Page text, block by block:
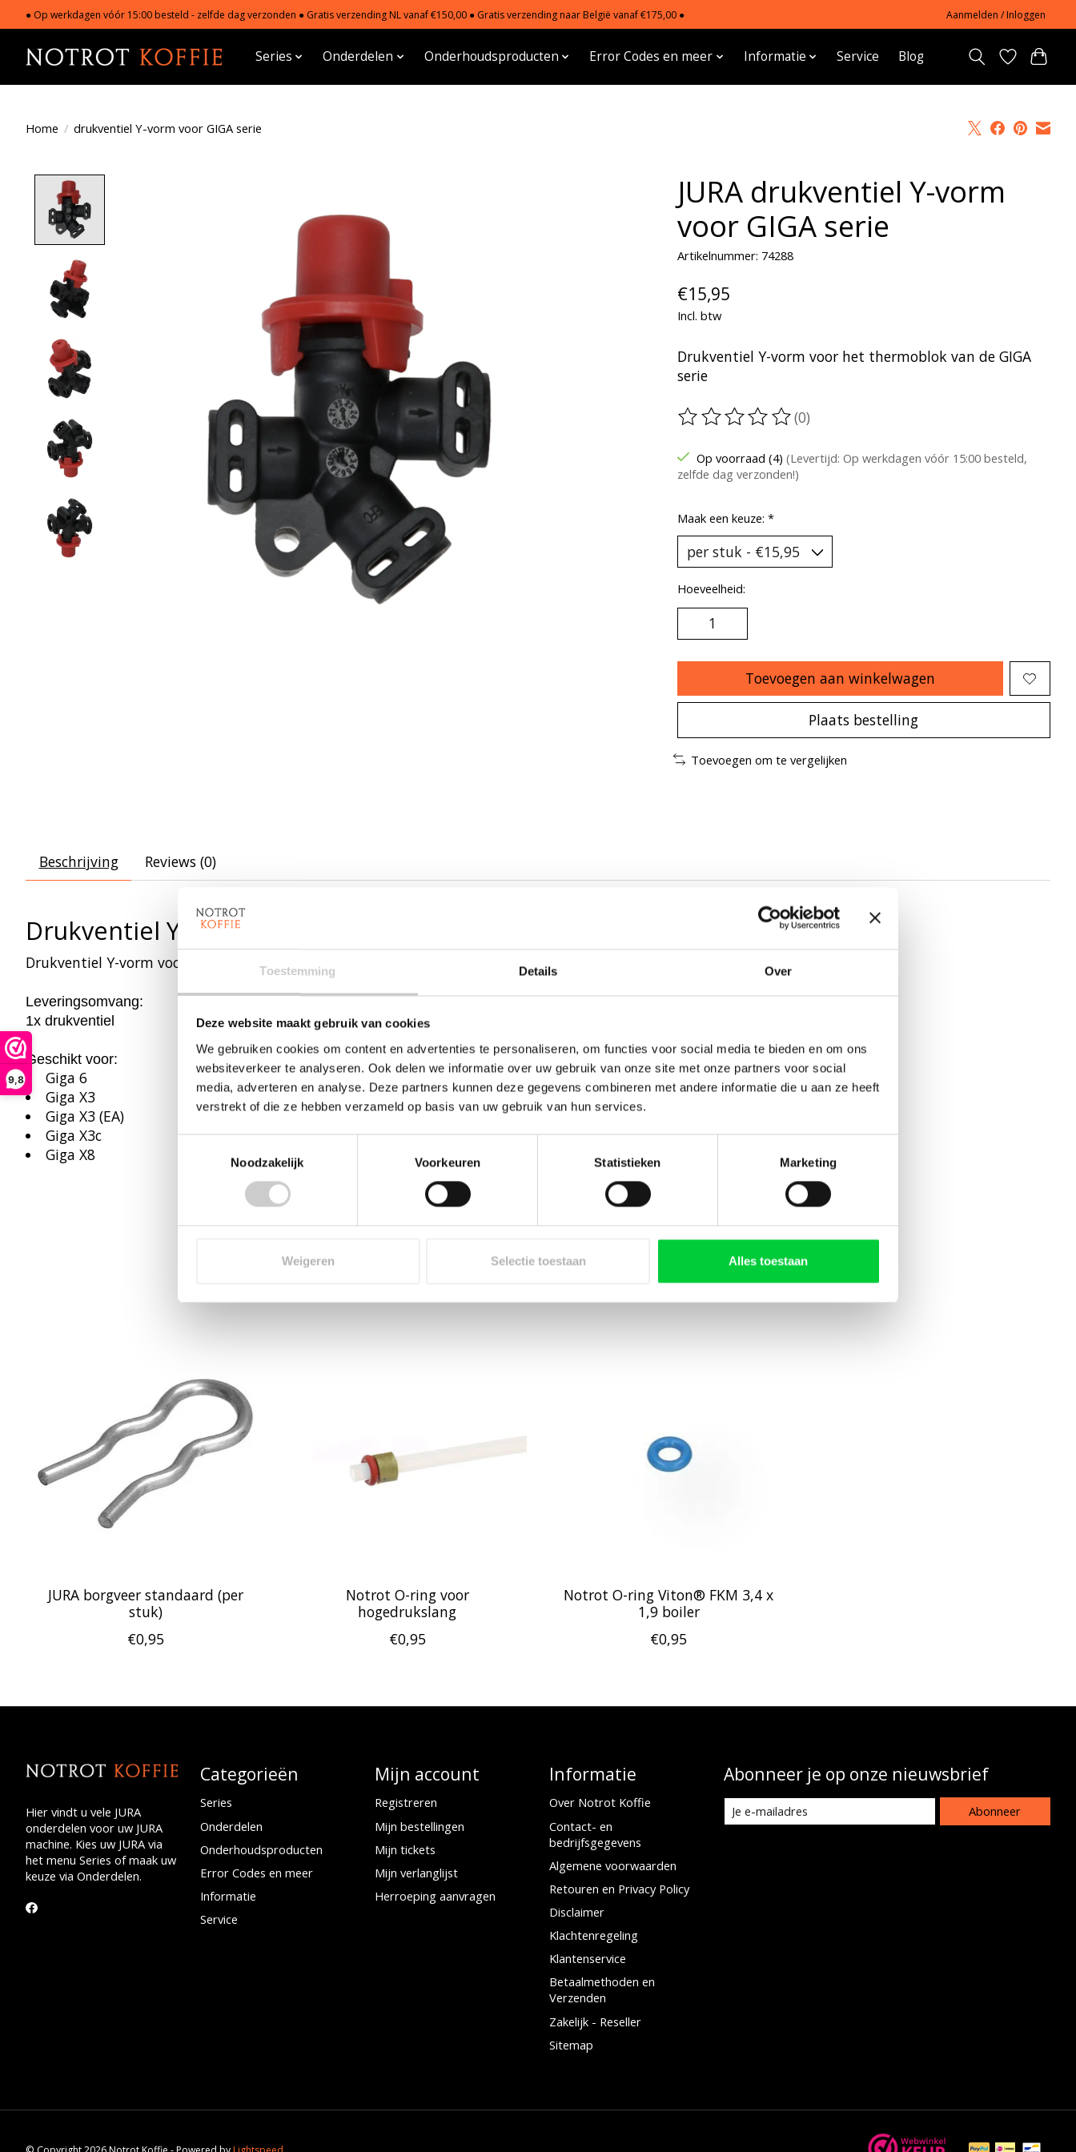
9,8
Toestemming Details Over
Deze website maakt gebruik van cookies
We gebruiken cookies om content en advertenties te personaliseren, om functies voor social media te bieden en om ons
websiteverkeer te analyseren. Ook delen we informatie over uw gebruik van onze site met onze partners voor social
media, adverteren en analyse. Deze partners kunnen deze gegevens combineren met andere informatie die u aan ze heeft
verstrekt of die ze hebben verzameld op basis van uw gebruik van hun services.
Noodzakelijk
Voorkeuren Statistieken Marketing
Weigeren Selectie toestaan Alles toestaan
● Op werkdagen vóór 15:00 besteld - zelfde dag verzonden ● Gratis verzending NL vanaf €150,00 ● Gratis verzending naar België vanaf €175,00 ● Aanmelden / Inloggen
Series Onderdelen Onderhoudsproducten Error Codes en meer Informatie Service Blog
Home / drukventiel Y-vorm voor GIGA serie
JURA drukventiel Y-vorm
voor GIGA serie
Artikelnummer: 74288
€15,95
Incl. btw
Drukventiel Y-vorm voor het thermoblok van de GIGA
serie
De beoordeling van dit product is
(0)
Op voorraad (4) (Levertijd: Op werkdagen vóór 15:00 besteld,
zelfde dag verzonden!)
Maak een keuze: *
Hoeveelheid:
Toevoegen aan winkelwagen
Plaats bestelling
Toevoegen om te vergelijken
Beschrijving Reviews (0)
Drukventiel Y-vorm voor thermoblok
Drukventiel Y-vorm voor het thermoblok van de GIGA serie
Leveringsomvang:
1x drukventiel
Geschikt voor:
Giga 6
Giga X3
Giga X3 (EA)
Giga X3c
Giga X8
JURA borgveer standaard (per
stuk)
€0,95
Notrot O-ring voor
hogedrukslang
€0,95
Notrot O-ring Viton® FKM 3,4 x
1,9 boiler
€0,95
Hier vindt u vele JURA
onderdelen voor uw JURA
machine. Kies uw JURA via
het menu Series of maak uw
keuze via Onderdelen.
Categorieën
Series
Onderdelen
Onderhoudsproducten
Error Codes en meer
Informatie
Service
Mijn account
Registreren
Mijn bestellingen
Mijn tickets
Mijn verlanglijst
Herroeping aanvragen
Informatie
Over Notrot Koffie
Contact- en
bedrijfsgegevens
Algemene voorwaarden
Retouren en Privacy Policy
Disclaimer
Klachtenregeling
Klantenservice
Betaalmethoden en
Verzenden
Zakelijk - Reseller
Sitemap
Abonneer je op onze nieuwsbrief
Abonneer